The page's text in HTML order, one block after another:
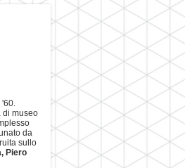
di museo
da
sullo
Piero